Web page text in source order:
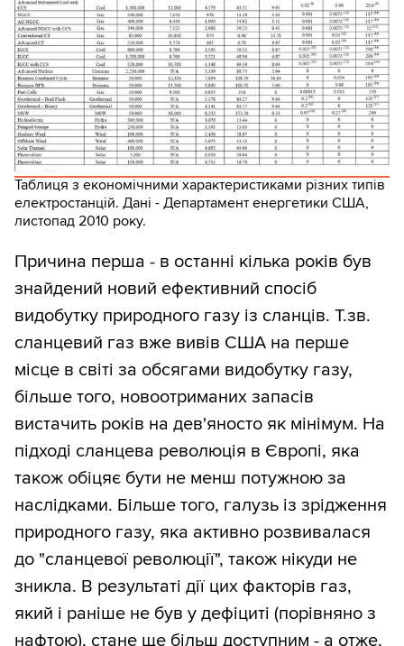
Таблиця з економічними характеристиками різних типів
електростанцій. Дані - Департамент енергетики США,
листопад 2010 року.
Причина перша - в останні кілька років був
знайдений новий ефективний спосіб
видобутку природного газу із сланців. Т.зв.
сланцевий газ вже вивів США на перше
місце в світі за обсягами видобутку газу,
більше того, новоотриманих запасів
вистачить років на дев'яносто як мінімум. На
підході сланцева революція в Європі, яка
також обіцяє бути не менш потужною за
наслідками. Більше того, галузь із зрідження
природного газу, яка активно розвивалася
до "сланцевої революції", також нікуди не
зникла. В результаті дії цих факторів газ,
який і раніше не був у дефіциті (порівняно з
нафтою), стане ще більш доступним - а отже,